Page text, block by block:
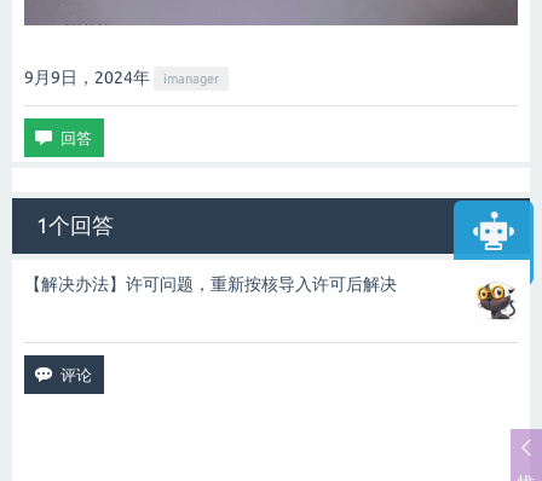
9月9日，2024年 imanager
1个回答
【解决办法】许可问题，重新按核导入许可后解决